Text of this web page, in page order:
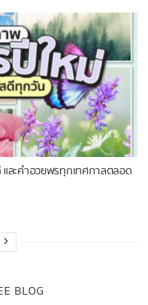
ละคำอวยพรทุกเทศกาลตลอด
BLOG